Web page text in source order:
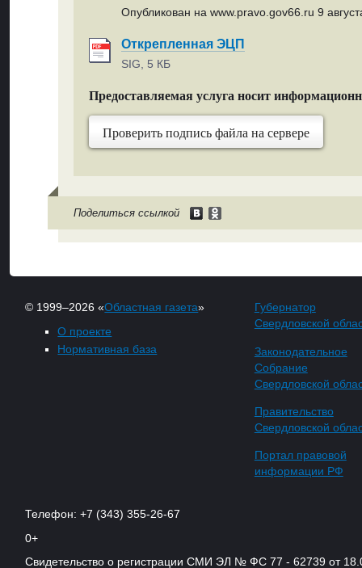
Опубликован на www.pravo.gov66.ru 9
Открепленная ЭЦП
SIG, 5 КБ
Предоставляемая услуга носит
Проверить подпись файла на сервере
Поделиться ссылкой
© 1999–2026 «Областная газета»
О проекте
Нормативная база
Губернатор
Свердловской
Законодательное
Собрание
Свердловской
Правительство
Свердловской
Портал правовой
информации РФ
Телефон: +7 (343) 355-26-67
0+
Свидетельство о регистрации СМИ ЭЛ № ФС 77 - 62739 от